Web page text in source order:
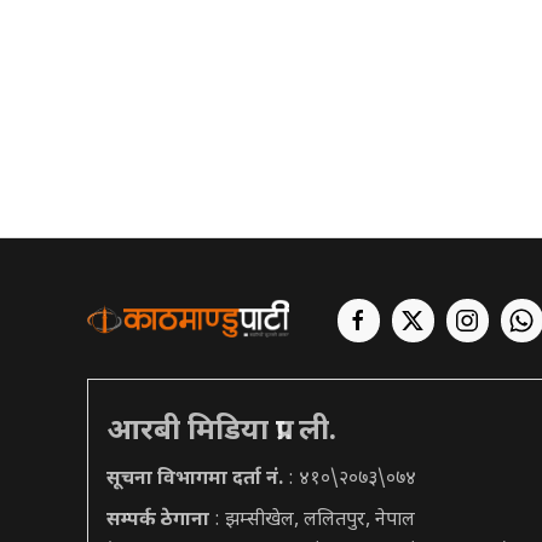
आरबी मिडिया प्रा. ली.
सूचना विभागमा दर्ता नं. : ४१०\२०७३\०७४
सम्पर्क ठेगाना : झम्सीखेल, ललितपुर, नेपाल